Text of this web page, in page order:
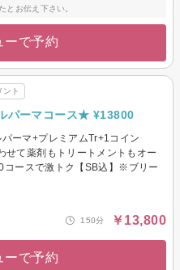
とお伝え下さい。
ーで予約
ント
パーマコース★ ¥13800
パーマ+プレミアムTr+1コイン
せて薬剤もトリートメントもオー
コースで激トク【SB込】※ブリー
150分 ￥13,800
ーで予約